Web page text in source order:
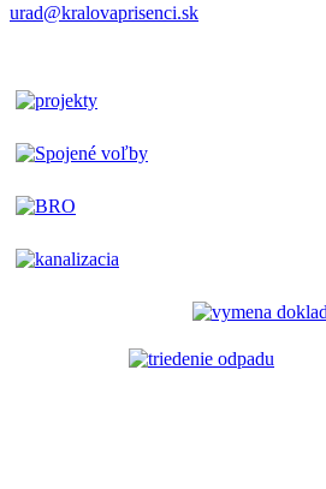
urad@kralovaprisenci.sk